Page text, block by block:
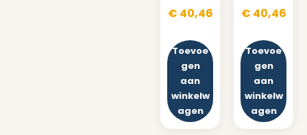
€ 40,46
Toevoe
gen
aan
winkelw
agen
€ 40,46
Toevoe
gen
aan
winkelw
agen